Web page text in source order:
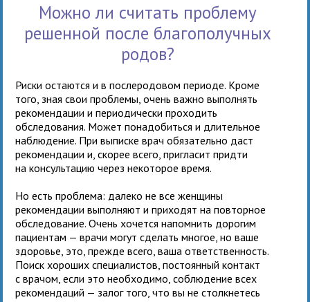
Можно ли считать проблему
решенной после благополучных
родов?
Риски остаются и в послеродовом периоде. Кроме
того, зная свои проблемы, очень важно выполнять
рекомендации и периодически проходить
обследования. Может понадобиться и длительное
наблюдение. При выписке врач обязательно даст
рекомендации и, скорее всего, пригласит придти
на консультацию через некоторое время.
Но есть проблема: далеко не все женщины
рекомендации выполняют и приходят на повторное
обследование. Очень хочется напомнить дорогим
пациентам — врачи могут сделать многое, но ваше
здоровье, это, прежде всего, ваша ответственность.
Поиск хороших специалистов, постоянный контакт
с врачом, если это необходимо, соблюдение всех
рекомендаций — залог того, что вы не столкнетесь